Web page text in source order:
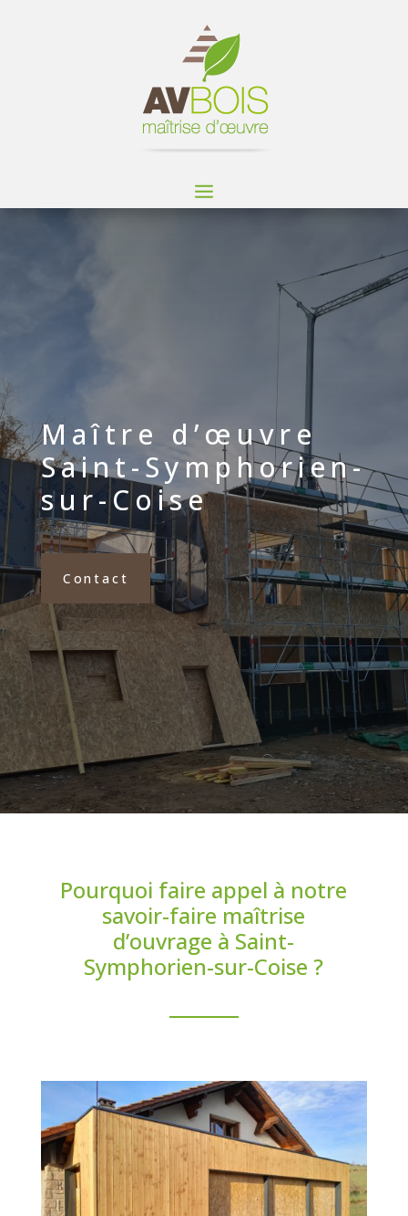
Maître d’œuvre
Saint-Symphorien-
sur-Coise
Contact
Pourquoi faire appel à notre
savoir-faire maîtrise
d’ouvrage à Saint-
Symphorien-sur-Coise ?